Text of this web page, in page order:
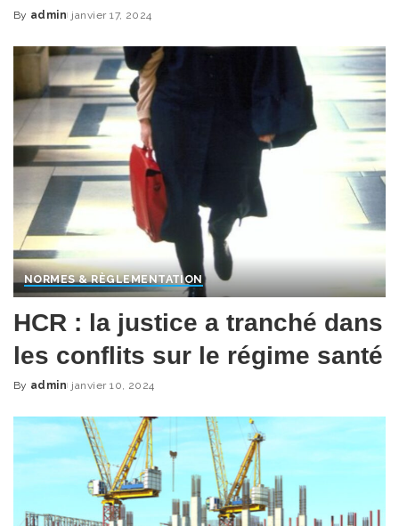
Posted
By admin janvier 17, 2024
NORMES & RÈGLEMENTATION
HCR : la justice a tranché dans
les conflits sur le régime santé
Posted
By admin janvier 10, 2024